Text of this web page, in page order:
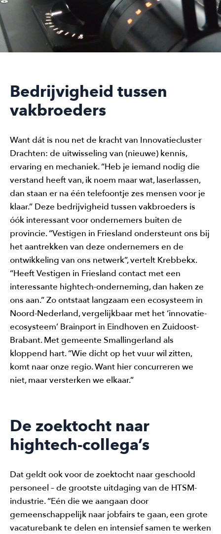
Bedrijvigheid tussen
vakbroeders
Want dát is nou net de kracht van Innovatiecluster
Drachten: de uitwisseling van (nieuwe) kennis,
ervaring en mechaniek. “Heb je iemand nodig die
verstand heeft van, ik noem maar wat, laserlassen,
dan staan er na één telefoontje zes mensen voor je
klaar.” Deze bedrijvigheid tussen vakbroeders is
óók interessant voor ondernemers buiten de
provincie. “Vestigen in Friesland ondersteunt ons bij
het aantrekken van deze ondernemers en de
ontwikkeling van ons netwerk”, vertelt Krebbekx.
“Heeft Vestigen in Friesland contact met een
interessante hightech-onderneming, dan haken ze
ons aan.” Zo ontstaat langzaam een ecosysteem in
Noord-Nederland, vergelijkbaar met het ‘innovatie-
ecosysteem’ Brainport in Eindhoven en Zuidoost-
Brabant. Met gemeente Smallingerland als
kloppend hart. “Wie dicht op het vuur wil zitten,
komt naar onze regio. Want hier concurreren we
niet, maar versterken we elkaar.”
De zoektocht naar
hightech-collega’s
Dat geldt ook voor de zoektocht naar geschoold
personeel – de grootste uitdaging van de HTSM-
industrie. “Eén die we aangaan door
gemeenschappelijk naar jobfairs te gaan, een grote
vacaturebank te delen en intensief samen te werken